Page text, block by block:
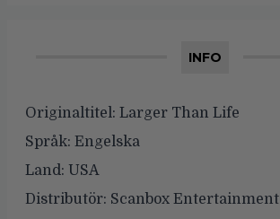
INFO
Originaltitel: Larger Than Life
Språk: Engelska
Land: USA
Distributör: Scanbox Entertainment